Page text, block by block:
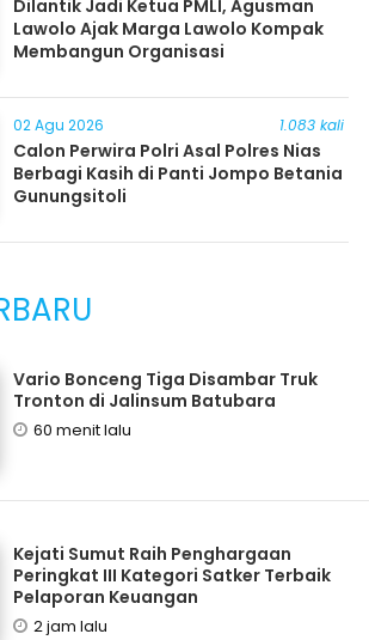
Dilantik Jadi Ketua PMLI, Agusman
Lawolo Ajak Marga Lawolo Kompak
Membangun Organisasi
02 Agu 2026 1.083 kali
Calon Perwira Polri Asal Polres Nias
Berbagi Kasih di Panti Jompo Betania
Gunungsitoli
Vario Bonceng Tiga Disambar Truk
Tronton di Jalinsum Batubara
60 menit lalu
Kejati Sumut Raih Penghargaan
Peringkat III Kategori Satker Terbaik
Pelaporan Keuangan
2 jam lalu